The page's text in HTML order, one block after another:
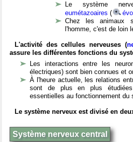
Le système
eumétazoaires (
Chez les animaux
l'homme, c'est de loin
L'activité des cellules nerveuses (
assure les différentes fonctions du
Les interactions entre les
électriques) sont bien connues et
À l'heure actuelle, les relations
sont de plus en plus
essentielles au fonctionnement du
Le système nerveux est divisé en
Système nerveux central